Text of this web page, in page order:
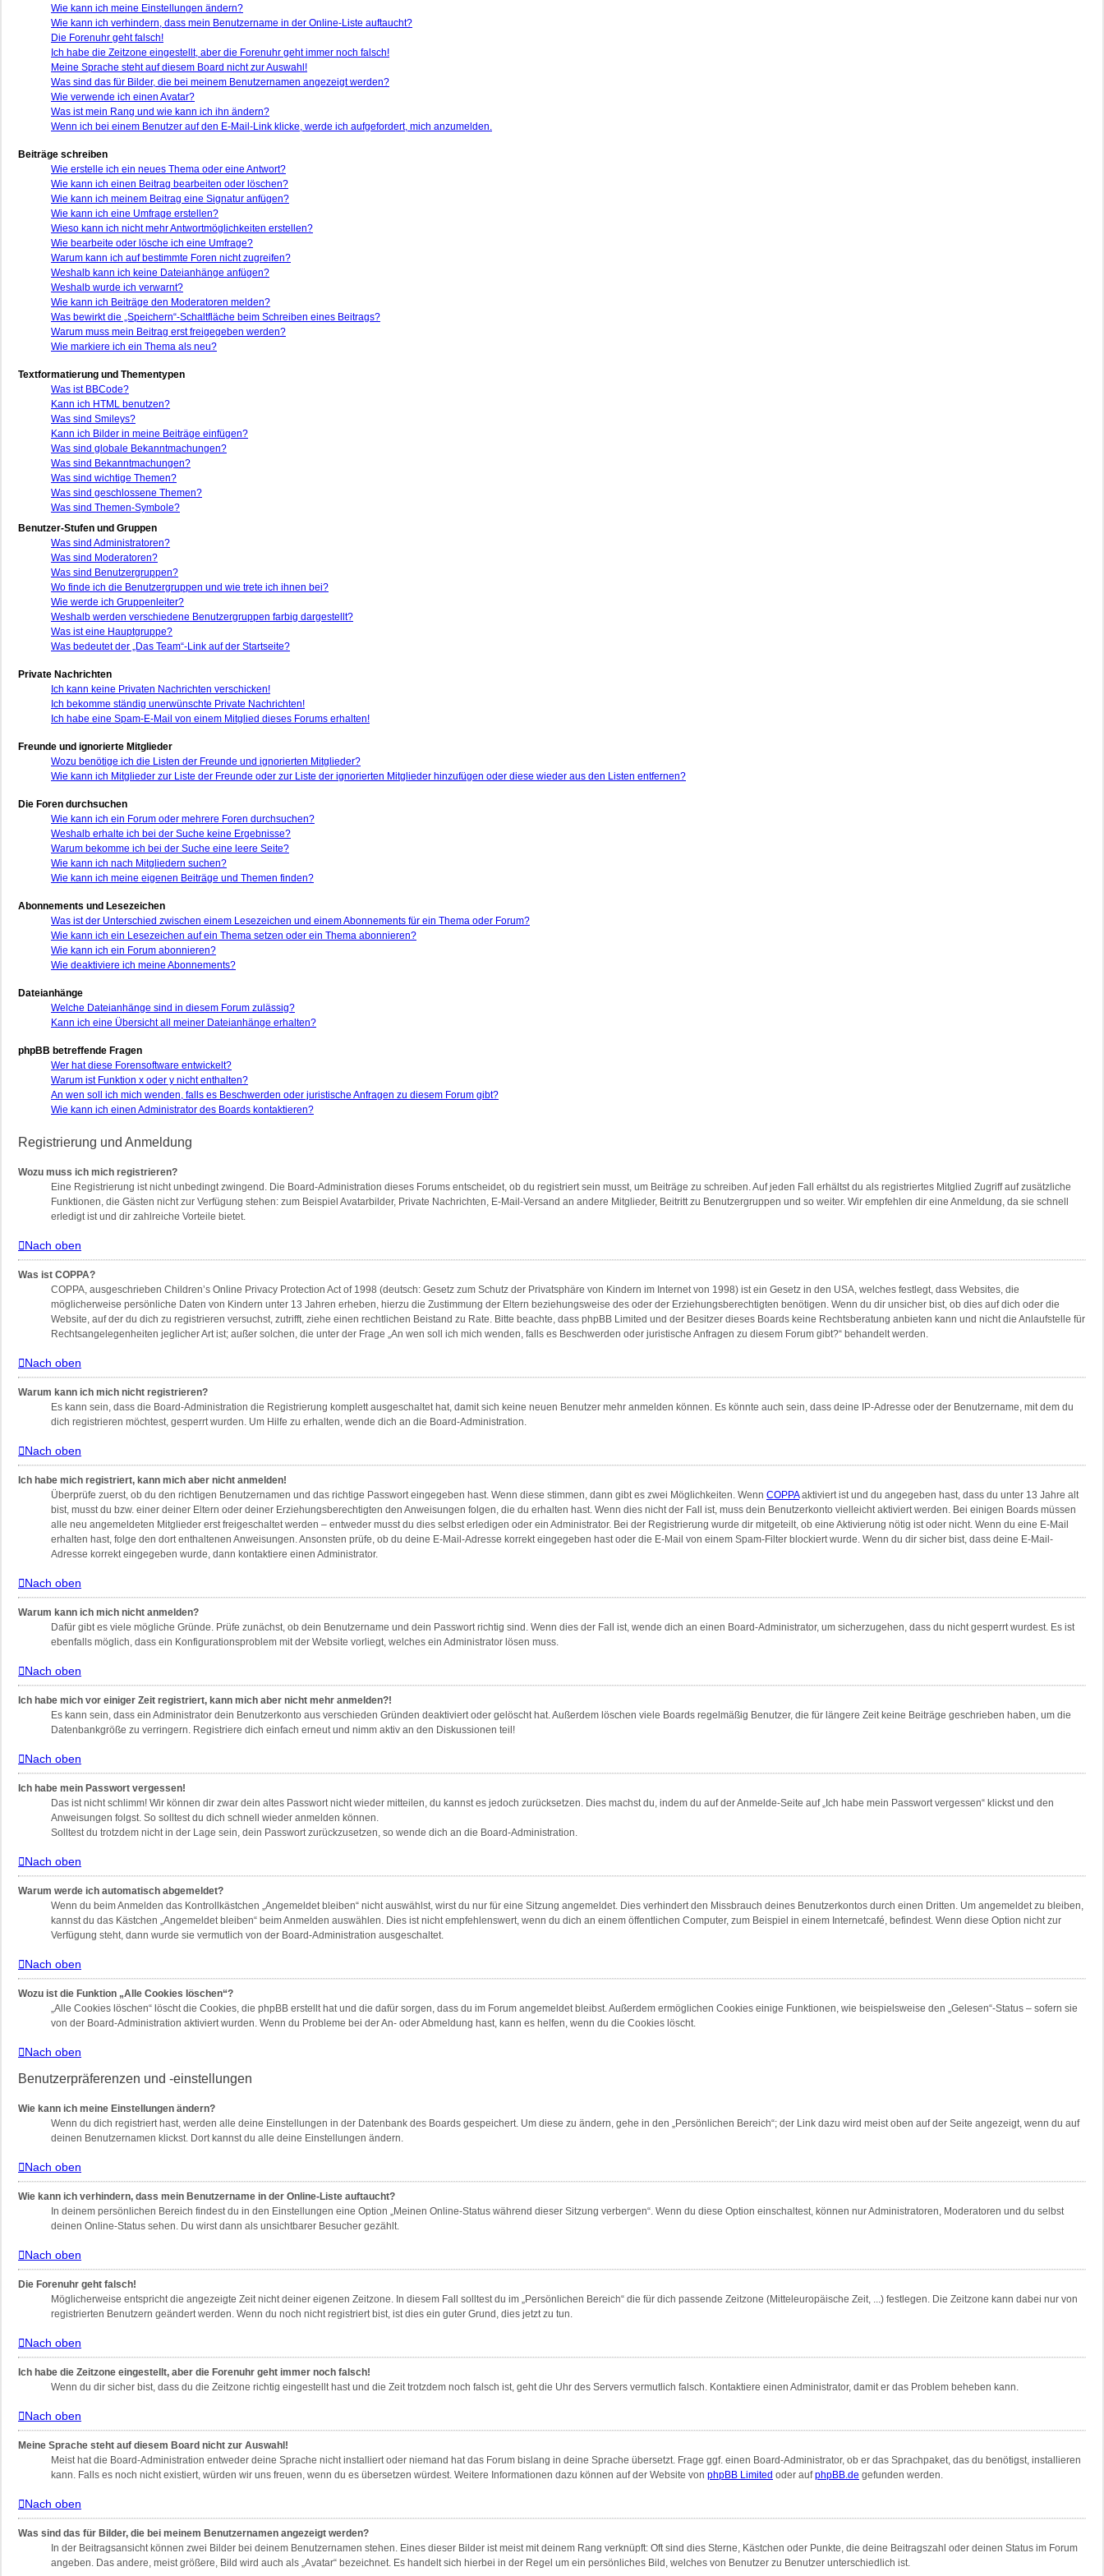
Wie kann ich meine Einstellungen ändern?
Wie kann ich verhindern, dass mein Benutzername in der Online-Liste auftaucht?
Die Forenuhr geht falsch!
Ich habe die Zeitzone eingestellt, aber die Forenuhr geht immer noch falsch!
Meine Sprache steht auf diesem Board nicht zur Auswahl!
Was sind das für Bilder, die bei meinem Benutzernamen angezeigt werden?
Wie verwende ich einen Avatar?
Was ist mein Rang und wie kann ich ihn ändern?
Wenn ich bei einem Benutzer auf den E-Mail-Link klicke, werde ich aufgefordert, mich anzumelden.
Beiträge schreiben
Wie erstelle ich ein neues Thema oder eine Antwort?
Wie kann ich einen Beitrag bearbeiten oder löschen?
Wie kann ich meinem Beitrag eine Signatur anfügen?
Wie kann ich eine Umfrage erstellen?
Wieso kann ich nicht mehr Antwortmöglichkeiten erstellen?
Wie bearbeite oder lösche ich eine Umfrage?
Warum kann ich auf bestimmte Foren nicht zugreifen?
Weshalb kann ich keine Dateianhänge anfügen?
Weshalb wurde ich verwarnt?
Wie kann ich Beiträge den Moderatoren melden?
Was bewirkt die „Speichern“-Schaltfläche beim Schreiben eines Beitrags?
Warum muss mein Beitrag erst freigegeben werden?
Wie markiere ich ein Thema als neu?
Textformatierung und Thementypen
Was ist BBCode?
Kann ich HTML benutzen?
Was sind Smileys?
Kann ich Bilder in meine Beiträge einfügen?
Was sind globale Bekanntmachungen?
Was sind Bekanntmachungen?
Was sind wichtige Themen?
Was sind geschlossene Themen?
Was sind Themen-Symbole?
Benutzer-Stufen und Gruppen
Was sind Administratoren?
Was sind Moderatoren?
Was sind Benutzergruppen?
Wo finde ich die Benutzergruppen und wie trete ich ihnen bei?
Wie werde ich Gruppenleiter?
Weshalb werden verschiedene Benutzergruppen farbig dargestellt?
Was ist eine Hauptgruppe?
Was bedeutet der „Das Team“-Link auf der Startseite?
Private Nachrichten
Ich kann keine Privaten Nachrichten verschicken!
Ich bekomme ständig unerwünschte Private Nachrichten!
Ich habe eine Spam-E-Mail von einem Mitglied dieses Forums erhalten!
Freunde und ignorierte Mitglieder
Wozu benötige ich die Listen der Freunde und ignorierten Mitglieder?
Wie kann ich Mitglieder zur Liste der Freunde oder zur Liste der ignorierten Mitglieder hinzufügen oder diese wieder aus den Listen entfernen?
Die Foren durchsuchen
Wie kann ich ein Forum oder mehrere Foren durchsuchen?
Weshalb erhalte ich bei der Suche keine Ergebnisse?
Warum bekomme ich bei der Suche eine leere Seite?
Wie kann ich nach Mitgliedern suchen?
Wie kann ich meine eigenen Beiträge und Themen finden?
Abonnements und Lesezeichen
Was ist der Unterschied zwischen einem Lesezeichen und einem Abonnements für ein Thema oder Forum?
Wie kann ich ein Lesezeichen auf ein Thema setzen oder ein Thema abonnieren?
Wie kann ich ein Forum abonnieren?
Wie deaktiviere ich meine Abonnements?
Dateianhänge
Welche Dateianhänge sind in diesem Forum zulässig?
Kann ich eine Übersicht all meiner Dateianhänge erhalten?
phpBB betreffende Fragen
Wer hat diese Forensoftware entwickelt?
Warum ist Funktion x oder y nicht enthalten?
An wen soll ich mich wenden, falls es Beschwerden oder juristische Anfragen zu diesem Forum gibt?
Wie kann ich einen Administrator des Boards kontaktieren?
Registrierung und Anmeldung
Wozu muss ich mich registrieren?
Eine Registrierung ist nicht unbedingt zwingend. Die Board-Administration dieses Forums entscheidet, ob du registriert sein musst, um Beiträge zu schreiben. Auf jeden Fall erhältst du als registriertes Mitglied Zugriff auf zusätzliche
Funktionen, die Gästen nicht zur Verfügung stehen: zum Beispiel Avatarbilder, Private Nachrichten, E-Mail-Versand an andere Mitglieder, Beitritt zu Benutzergruppen und so weiter. Wir empfehlen dir eine Anmeldung, da sie schnell
erledigt ist und dir zahlreiche Vorteile bietet.
Nach oben
Was ist COPPA?
COPPA, ausgeschrieben Children’s Online Privacy Protection Act of 1998 (deutsch: Gesetz zum Schutz der Privatsphäre von Kindern im Internet von 1998) ist ein Gesetz in den USA, welches festlegt, dass Websites, die
möglicherweise persönliche Daten von Kindern unter 13 Jahren erheben, hierzu die Zustimmung der Eltern beziehungsweise des oder der Erziehungsberechtigten benötigen. Wenn du dir unsicher bist, ob dies auf dich oder die
Website, auf der du dich zu registrieren versuchst, zutrifft, ziehe einen rechtlichen Beistand zu Rate. Bitte beachte, dass phpBB Limited und der Besitzer dieses Boards keine Rechtsberatung anbieten kann und nicht die Anlaufstelle für
Rechtsangelegenheiten jeglicher Art ist; außer solchen, die unter der Frage „An wen soll ich mich wenden, falls es Beschwerden oder juristische Anfragen zu diesem Forum gibt?“ behandelt werden.
Nach oben
Warum kann ich mich nicht registrieren?
Es kann sein, dass die Board-Administration die Registrierung komplett ausgeschaltet hat, damit sich keine neuen Benutzer mehr anmelden können. Es könnte auch sein, dass deine IP-Adresse oder der Benutzername, mit dem du
dich registrieren möchtest, gesperrt wurden. Um Hilfe zu erhalten, wende dich an die Board-Administration.
Nach oben
Ich habe mich registriert, kann mich aber nicht anmelden!
Überprüfe zuerst, ob du den richtigen Benutzernamen und das richtige Passwort eingegeben hast. Wenn diese stimmen, dann gibt es zwei Möglichkeiten. Wenn COPPAaktiviert ist und du angegeben hast, dass du unter 13 Jahre alt
bist, musst du bzw. einer deiner Eltern oder deiner Erziehungsberechtigten den Anweisungen folgen, die du erhalten hast. Wenn dies nicht der Fall ist, muss dein Benutzerkonto vielleicht aktiviert werden. Bei einigen Boards müssen
alle neu angemeldeten Mitglieder erst freigeschaltet werden – entweder musst du dies selbst erledigen oder ein Administrator. Bei der Registrierung wurde dir mitgeteilt, ob eine Aktivierung nötig ist oder nicht. Wenn du eine E-Mail
erhalten hast, folge den dort enthaltenen Anweisungen. Ansonsten prüfe, ob du deine E-Mail-Adresse korrekt eingegeben hast oder die E-Mail von einem Spam-Filter blockiert wurde. Wenn du dir sicher bist, dass deine E-Mail-
Adresse korrekt eingegeben wurde, dann kontaktiere einen Administrator.
Nach oben
Warum kann ich mich nicht anmelden?
Dafür gibt es viele mögliche Gründe. Prüfe zunächst, ob dein Benutzername und dein Passwort richtig sind. Wenn dies der Fall ist, wende dich an einen Board-Administrator, um sicherzugehen, dass du nicht gesperrt wurdest. Es ist
ebenfalls möglich, dass ein Konfigurationsproblem mit der Website vorliegt, welches ein Administrator lösen muss.
Nach oben
Ich habe mich vor einiger Zeit registriert, kann mich aber nicht mehr anmelden?!
Es kann sein, dass ein Administrator dein Benutzerkonto aus verschieden Gründen deaktiviert oder gelöscht hat. Außerdem löschen viele Boards regelmäßig Benutzer, die für längere Zeit keine Beiträge geschrieben haben, um die
Datenbankgröße zu verringern. Registriere dich einfach erneut und nimm aktiv an den Diskussionen teil!
Nach oben
Ich habe mein Passwort vergessen!
Das ist nicht schlimm! Wir können dir zwar dein altes Passwort nicht wieder mitteilen, du kannst es jedoch zurücksetzen. Dies machst du, indem du auf der Anmelde-Seite auf „Ich habe mein Passwort vergessen“ klickst und den
Anweisungen folgst. So solltest du dich schnell wieder anmelden können.
Solltest du trotzdem nicht in der Lage sein, dein Passwort zurückzusetzen, so wende dich an die Board-Administration.
Nach oben
Warum werde ich automatisch abgemeldet?
Wenn du beim Anmelden das Kontrollkästchen „Angemeldet bleiben“ nicht auswählst, wirst du nur für eine Sitzung angemeldet. Dies verhindert den Missbrauch deines Benutzerkontos durch einen Dritten. Um angemeldet zu bleiben,
kannst du das Kästchen „Angemeldet bleiben“ beim Anmelden auswählen. Dies ist nicht empfehlenswert, wenn du dich an einem öffentlichen Computer, zum Beispiel in einem Internetcafé, befindest. Wenn diese Option nicht zur
Verfügung steht, dann wurde sie vermutlich von der Board-Administration ausgeschaltet.
Nach oben
Wozu ist die Funktion „Alle Cookies löschen“?
„Alle Cookies löschen“ löscht die Cookies, die phpBB erstellt hat und die dafür sorgen, dass du im Forum angemeldet bleibst. Außerdem ermöglichen Cookies einige Funktionen, wie beispielsweise den „Gelesen“-Status – sofern sie
von der Board-Administration aktiviert wurden. Wenn du Probleme bei der An- oder Abmeldung hast, kann es helfen, wenn du die Cookies löscht.
Nach oben
Benutzerpräferenzen und -einstellungen
Wie kann ich meine Einstellungen ändern?
Wenn du dich registriert hast, werden alle deine Einstellungen in der Datenbank des Boards gespeichert. Um diese zu ändern, gehe in den „Persönlichen Bereich“; der Link dazu wird meist oben auf der Seite angezeigt, wenn du auf
deinen Benutzernamen klickst. Dort kannst du alle deine Einstellungen ändern.
Nach oben
Wie kann ich verhindern, dass mein Benutzername in der Online-Liste auftaucht?
In deinem persönlichen Bereich findest du in den Einstellungen eine Option „Meinen Online-Status während dieser Sitzung verbergen“. Wenn du diese Option einschaltest, können nur Administratoren, Moderatoren und du selbst
deinen Online-Status sehen. Du wirst dann als unsichtbarer Besucher gezählt.
Nach oben
Die Forenuhr geht falsch!
Möglicherweise entspricht die angezeigte Zeit nicht deiner eigenen Zeitzone. In diesem Fall solltest du im „Persönlichen Bereich“ die für dich passende Zeitzone (Mitteleuropäische Zeit, ...) festlegen. Die Zeitzone kann dabei nur von
registrierten Benutzern geändert werden. Wenn du noch nicht registriert bist, ist dies ein guter Grund, dies jetzt zu tun.
Nach oben
Ich habe die Zeitzone eingestellt, aber die Forenuhr geht immer noch falsch!
Wenn du dir sicher bist, dass du die Zeitzone richtig eingestellt hast und die Zeit trotzdem noch falsch ist, geht die Uhr des Servers vermutlich falsch. Kontaktiere einen Administrator, damit er das Problem beheben kann.
Nach oben
Meine Sprache steht auf diesem Board nicht zur Auswahl!
Meist hat die Board-Administration entweder deine Sprache nicht installiert oder niemand hat das Forum bislang in deine Sprache übersetzt. Frage ggf. einen Board-Administrator, ob er das Sprachpaket, das du benötigst, installieren
kann. Falls es noch nicht existiert, würden wir uns freuen, wenn du es übersetzen würdest. Weitere Informationen dazu können auf der Website von phpBB Limited oder aufphpBB.de gefunden werden.
Nach oben
Was sind das für Bilder, die bei meinem Benutzernamen angezeigt werden?
In der Beitragsansicht können zwei Bilder bei deinem Benutzernamen stehen. Eines dieser Bilder ist meist mit deinem Rang verknüpft: Oft sind dies Sterne, Kästchen oder Punkte, die deine Beitragszahl oder deinen Status im Forum
angeben. Das andere, meist größere, Bild wird auch als „Avatar“ bezeichnet. Es handelt sich hierbei in der Regel um ein persönliches Bild, welches von Benutzer zu Benutzer unterschiedlich ist.